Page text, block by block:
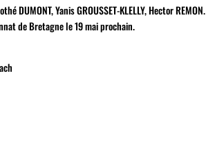
DUMONT, Yanis GROUSSET-KLELLY, Hector REMON.
de Bretagne le 19 mai prochain.